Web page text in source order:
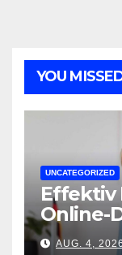
YOU
UNCATEGORIZED
Effektiv
Online-
flexible
AUG. 4, 2026